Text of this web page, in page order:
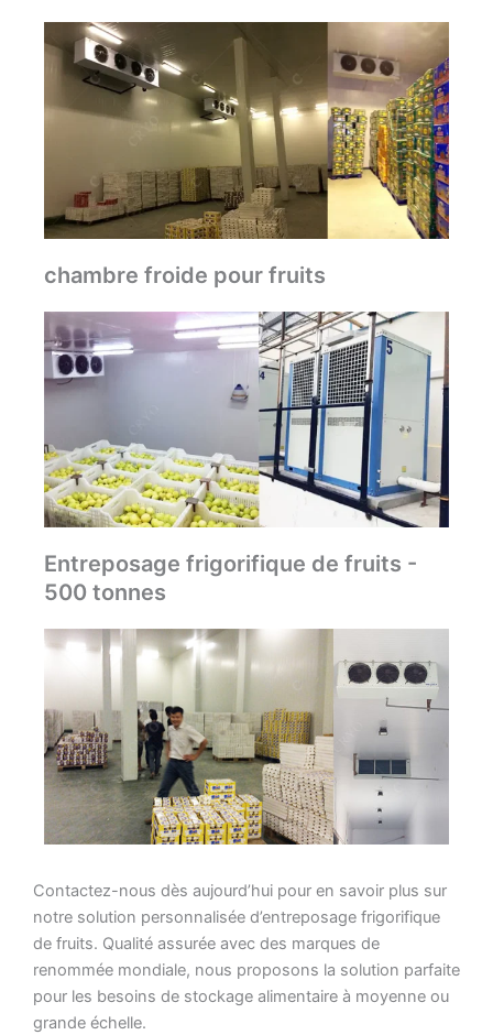
chambre froide pour fruits
Entreposage frigorifique de fruits -
500 tonnes
Contactez-nous dès aujourd’hui pour en savoir plus sur
notre solution personnalisée d’entreposage frigorifique
de fruits. Qualité assurée avec des marques de
renommée mondiale, nous proposons la solution parfaite
pour les besoins de stockage alimentaire à moyenne ou
grande échelle.